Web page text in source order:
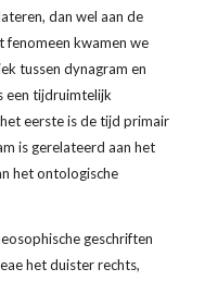
dan wel aan de
fenomeen kwamen we
tussen dynagram en
een tijdruimtelijk
eerste is de tijd primair
is gerelateerd aan het
het ontologische
geschriften
het duister rechts,